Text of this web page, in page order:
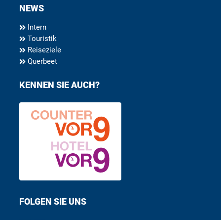
NEWS
Intern
Touristik
Reiseziele
Querbeet
KENNEN SIE AUCH?
FOLGEN SIE UNS